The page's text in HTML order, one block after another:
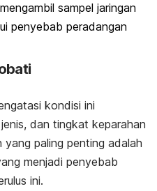
sampel jaringan
penyebab peradangan
kondisi ini
dan tingkat keparahan
yang paling penting adalah
menjadi penyebab
ini.